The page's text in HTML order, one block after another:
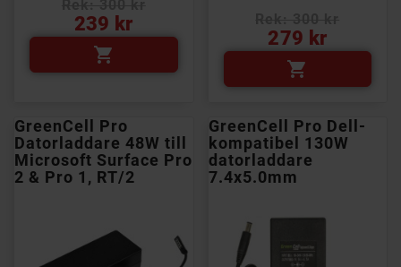
239 kr

279 kr

GreenCell Pro
Datorladdare 48W till
Microsoft Surface Pro
2 & Pro 1, RT/2
GreenCell Pro Dell-
kompatibel 130W
datorladdare
7.4x5.0mm